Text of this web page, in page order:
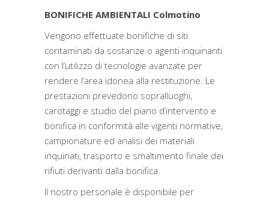
BONIFICHE AMBIENTALI Colmotino
Vengono effettuate bonifiche di siti
contaminati da sostanze o agenti inquinanti
con l’utilizzo di tecnologie avanzate per
rendere l’area idonea alla restituzione. Le
prestazioni prevedono sopralluoghi,
carotaggi e studio del piano d’intervento e
bonifica in conformità alle vigenti normative,
campionature ed analisi dei materiali
inquinati, trasporto e smaltimento finale dei
rifiuti derivanti dalla bonifica.
Il nostro personale è disponibile per